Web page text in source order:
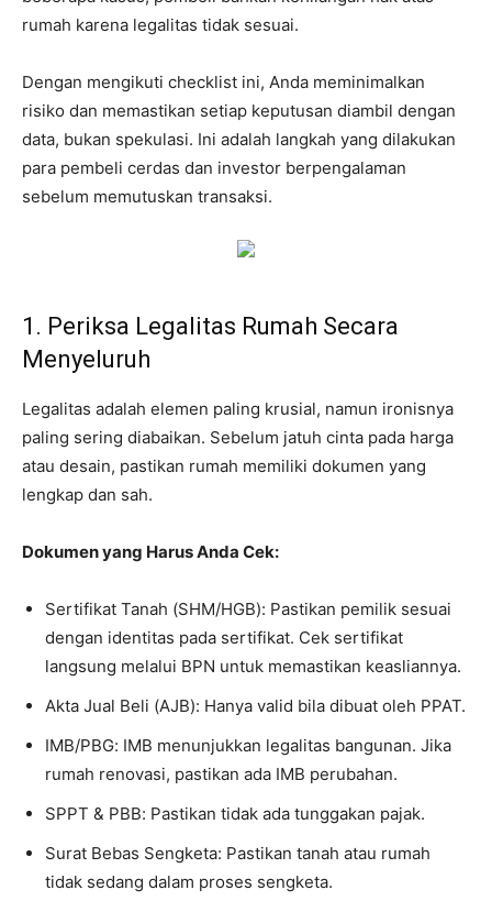
rumah karena legalitas tidak sesuai.
Dengan mengikuti checklist ini, Anda meminimalkan
risiko dan memastikan setiap keputusan diambil dengan
data, bukan spekulasi. Ini adalah langkah yang dilakukan
para pembeli cerdas dan investor berpengalaman
sebelum memutuskan transaksi.
1. Periksa Legalitas Rumah Secara
Menyeluruh
Legalitas adalah elemen paling krusial, namun ironisnya
paling sering diabaikan. Sebelum jatuh cinta pada harga
atau desain, pastikan rumah memiliki dokumen yang
lengkap dan sah.
Dokumen yang Harus Anda Cek:
Sertifikat Tanah (SHM/HGB): Pastikan pemilik sesuai
dengan identitas pada sertifikat. Cek sertifikat
langsung melalui BPN untuk memastikan keasliannya.
Akta Jual Beli (AJB): Hanya valid bila dibuat oleh PPAT.
IMB/PBG: IMB menunjukkan legalitas bangunan. Jika
rumah renovasi, pastikan ada IMB perubahan.
SPPT & PBB: Pastikan tidak ada tunggakan pajak.
Surat Bebas Sengketa: Pastikan tanah atau rumah
tidak sedang dalam proses sengketa.